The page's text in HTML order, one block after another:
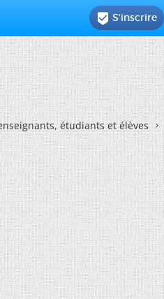
 S'inscrire
étudiants et élèves